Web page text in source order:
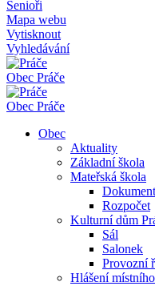
Senioři
Mapa webu
Vytisknout
Vyhledávání
Obec Práče
Obec Práče
Obec
Aktuality
Základní škola
Mateřská škola
Rozpočet
Kulturní dům
Sál
Salonek
Provozní
Hlášení